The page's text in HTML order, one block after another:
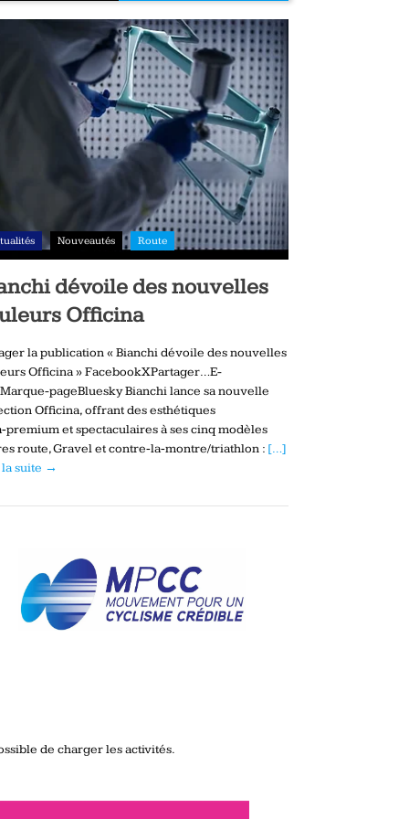
Nouveautés Route
dévoile des nouvelles
Officina
la publication « Bianchi dévoile des nouvelles
Officina » FacebookXPartager…E-
pageBluesky Bianchi lance sa nouvelle
Officina, offrant des esthétiques
et spectaculaires à ses cinq modèles
route, Gravel et contre‑la‑montre/triathlon : […]
suite →
de charger les activités.